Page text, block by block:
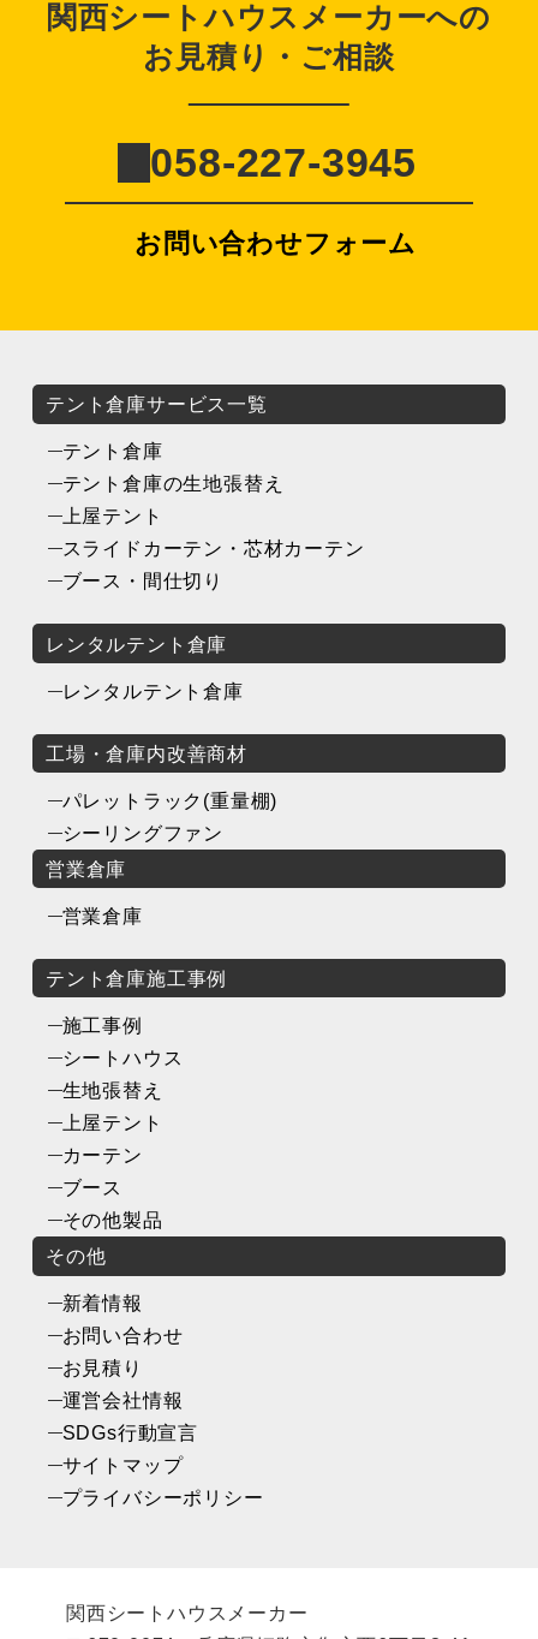
関西シートハウスメーカーへの
お見積り・ご相談
058-227-3945
お問い合わせフォーム
テント倉庫サービス一覧
テント倉庫
テント倉庫の生地張替え
上屋テント
スライドカーテン・芯材カーテン
ブース・間仕切り
レンタルテント倉庫
レンタルテント倉庫
工場・倉庫内改善商材
パレットラック(重量棚)
シーリングファン
営業倉庫
営業倉庫
テント倉庫施工事例
施工事例
シートハウス
生地張替え
上屋テント
カーテン
ブース
その他製品
その他
新着情報
お問い合わせ
お見積り
運営会社情報
SDGs行動宣言
サイトマップ
プライバシーポリシー
関西シートハウスメーカー